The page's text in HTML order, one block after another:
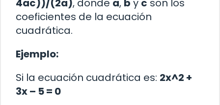
4ac))/(2a), donde a, b y c son los
coeficientes de la ecuación
cuadrática.
Ejemplo:
Si la ecuación cuadrática es: 2x^2 +
3x – 5 = 0